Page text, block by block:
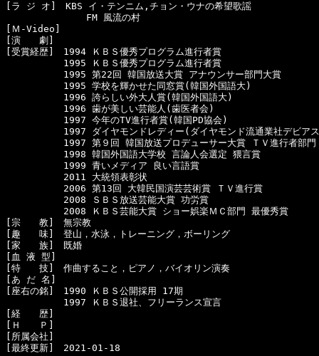
[ラ ジ オ]　KBS イ・テンニム,チョン・ウナの希望歌謡
  　　　　　    FM 風流の村
[Ｍ-Video]
[演　　劇]
[受賞経歴]　1994 ＫＢＳ優秀プログラム進行者賞
  　　　　　1995 ＫＢＳ優秀プログラム進行者賞
  　　　　　1995 第22回 韓国放送大賞 アナウンサー部門大賞
  　　　　　1995 学校を輝かせた同窓賞(韓国外国語大)
  　　　　　1996 誇らしい外大人賞(韓国外国語大)
  　　　　　1996 歯が美しい芸能人(歯医者会)
  　　　　　1997 今年のTV進行者賞(韓国PD協会)
　　　　　1997 ダイヤモンドレディー(ダイヤモンド流通業社デビア
　　　　　1997 第９回 韓国放送プロデューサー大賞 ＴＶ進行者部門
  　　　　　1998 韓国外国語大学校 言論人会選定 猥言賞
  　　　　　1999 青いメディア 良い言語賞
  　　　　　2011 大統領表彰状
  　　　　　2006 第13回 大韓民国演芸芸術賞 ＴＶ進行賞
  　　　　　2008 ＳＢＳ放送芸能大賞 功労賞
  　　　　　2008 ＫＢＳ芸能大賞 ショー娯楽ＭＣ部門 最優秀賞
[宗　　教]　無宗教
[趣　　味]　登山，水泳，トレーニング，ボーリング
[家　　族]　既婚
[血 液 型]
[特　　技]　作曲すること，ピアノ，バイオリン演奏
[あ だ 名]
[座右の銘]　1990 ＫＢＳ公開採用 17期
  　　　　　1997 ＫＢＳ退社、フリーランス宣言
[経　　歴]
[Ｈ　　Ｐ]
[所属会社]